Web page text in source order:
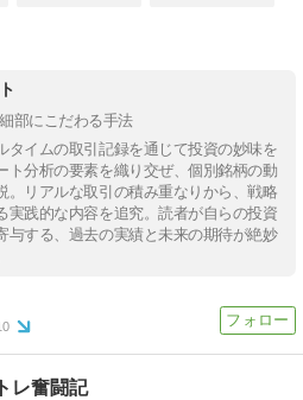
部にこだわる手法
タイムの取引記録を通じて投資の妙味を
ト分析の要素を織り交ぜ、個別銘柄の動
。リアルな取引の積み重なりから、戦略
実践的な内容を追究。読者が自らの投資
与する、過去の実績と未来の期待が絶妙
レ奮闘記